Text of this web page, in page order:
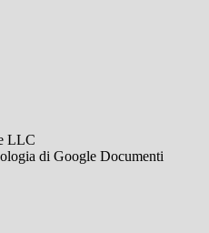
LLC
di Google Documenti